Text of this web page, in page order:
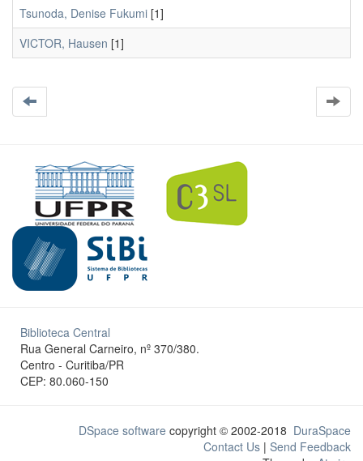
Tsunoda, Denise Fukumi [1]
VICTOR, Hausen [1]
Biblioteca Central
Rua General Carneiro, nº 370/380.
Centro - Curitiba/PR
CEP: 80.060-150
DSpace software copyright © 2002-2018 DuraSpace
Contact Us | Send Feedback